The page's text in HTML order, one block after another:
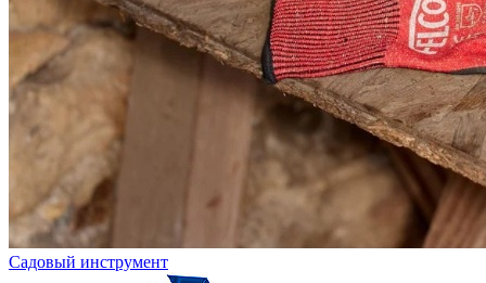
Садовый инструмент